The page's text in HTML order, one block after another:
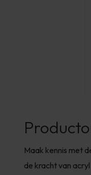
Maak kennis met
de kracht van